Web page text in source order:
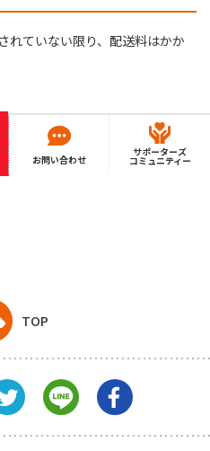
れていない限り、配送料はかか
お問い合わせ
サポーターズ
コミュニティー
TOP